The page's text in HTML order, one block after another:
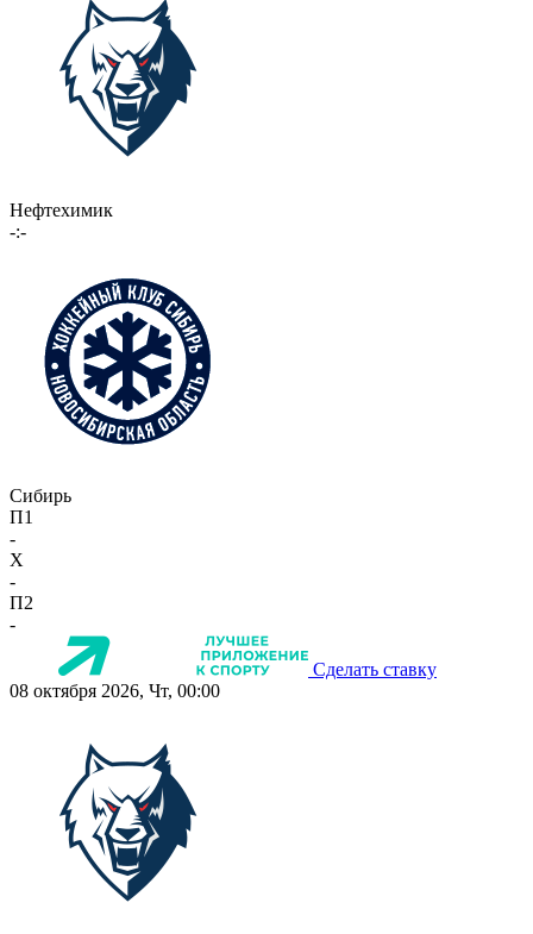
Нефтехимик
-:-
Сибирь
П1
-
X
-
П2
-
Сделать ставку
08 октября 2026, Чт, 00:00